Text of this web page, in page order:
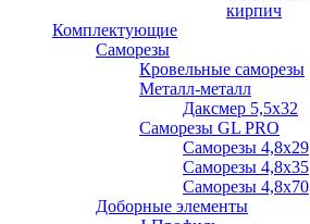
кирпич
Комплектующие
Саморезы
Кровельные саморезы
Металл-металл
Даксмер 5,5х32
Саморезы GL PRO
Сaморезы 4,8х29
Сaморезы 4,8х35
Сaморезы 4,8х70
Доборные элементы